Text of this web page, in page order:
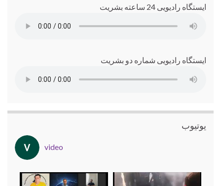
ایستگاه رادیویی 24 ساعته بشریت
ایستگاه رادیویی شماره دو بشریت
یوتیوب
video